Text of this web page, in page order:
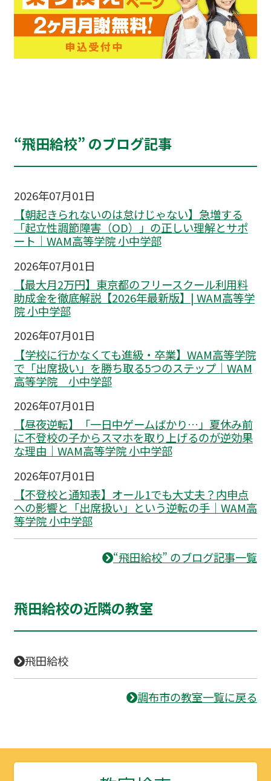
“飛田給校” のブログ記事
2026年07月01日
【朝起きられないのは怠けじゃない】急増する
「起立性調節障害（OD）」の正しい理解とサポ
ート｜WAM高等学院 小中学部
2026年07月01日
【最大月2万円】東京都のフリースクール利用料
助成金を徹底解説【2026年最新版】| WAM高等学
院 小中学部
2026年07月01日
【学校に行かなくても進級・卒業】WAM高等学院
で「出席扱い」を勝ち取る5つのステップ｜WAM
高等学院 小中学部
2026年07月01日
【昼夜逆転】「一日中ゲームばかり…」夏休み前
に不登校の子からスマホを取り上げるのが逆効果
な理由｜WAM高等学院 小中学部
2026年07月01日
【不登校と通知表】オール1でも大丈夫？内申点
への影響と「出席扱い」という逆転の手｜WAM高
等学院 小中学部
“飛田給校” のブログ記事一覧
飛田給校の近隣の教室
飛田給校
調布市の教室一覧に戻る